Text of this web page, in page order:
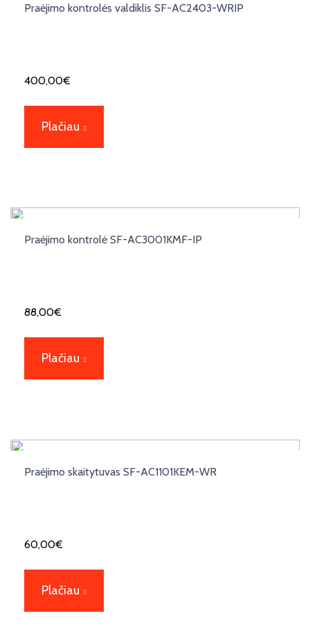
Praėjimo kontrolės valdiklis SF-AC2403-WRIP
400,00€
Plačiau
Praėjimo kontrolė SF-AC3001KMF-IP
88,00€
Plačiau
Praėjimo skaitytuvas SF-AC1101KEM-WR
60,00€
Plačiau